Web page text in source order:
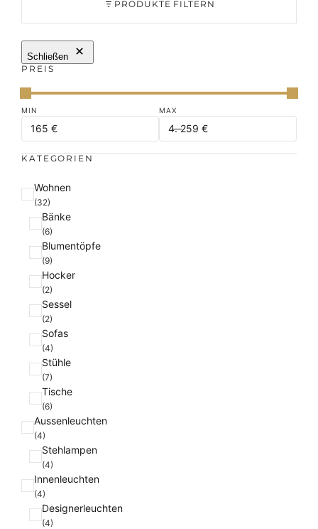
PRODUKTE FILTERN
Schließen
PREIS
KATEGORIEN
K
a
Wohnen
(32)
Bänke
(6)
Blumentöpfe
(9)
Hocker
(2)
Sessel
(2)
Sofas
(4)
Stühle
(7)
Tische
(6)
Aussenleuchten
(4)
Stehlampen
(4)
Innenleuchten
(4)
Designerleuchten
(4)